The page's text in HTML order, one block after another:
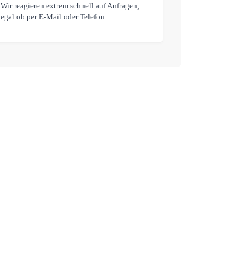
Wir reagieren extrem schnell auf Anfragen,
egal ob per E-Mail oder Telefon.